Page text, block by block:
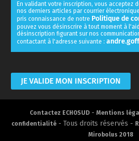
En validant votre inscription, vous acceptez
nos derniers articles par courrier
pris connaissance de notre Politique de
pouvez vous désinscrire à tout moment à
désinscription figurant sur nos
contactant à l'adresse suivante :
Contactez ECHOSUD - Mentions
confidentialité- Tous droits réservés -
Mirobolus 2018